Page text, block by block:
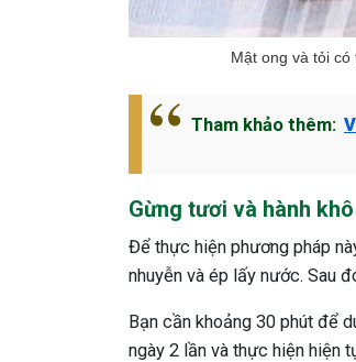
Mật ong và tỏi
Tham khảo thêm:
Gừng tươi và hành khô
Để thực hiện phương pháp
nhuyễn và ép lấy nước. Sau
Bạn cần khoảng 30 phút để
ngày 2 lần và thực hiện hiện